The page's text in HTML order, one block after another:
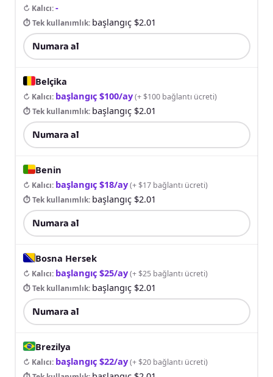
↻ Kalıcı:-
⏱ Tek kullanımlık: başlangıç $2.01
Numara al
Belçika
↻ Kalıcı: başlangıç $100/ay(+ $100 bağlantı ücreti)
⏱ Tek kullanımlık: başlangıç $2.01
Numara al
Benin
↻ Kalıcı: başlangıç $18/ay(+ $17 bağlantı ücreti)
⏱ Tek kullanımlık: başlangıç $2.01
Numara al
Bosna Hersek
↻ Kalıcı: başlangıç $25/ay(+ $25 bağlantı ücreti)
⏱ Tek kullanımlık: başlangıç $2.01
Numara al
Brezilya
↻ Kalıcı: başlangıç $22/ay(+ $20 bağlantı ücreti)